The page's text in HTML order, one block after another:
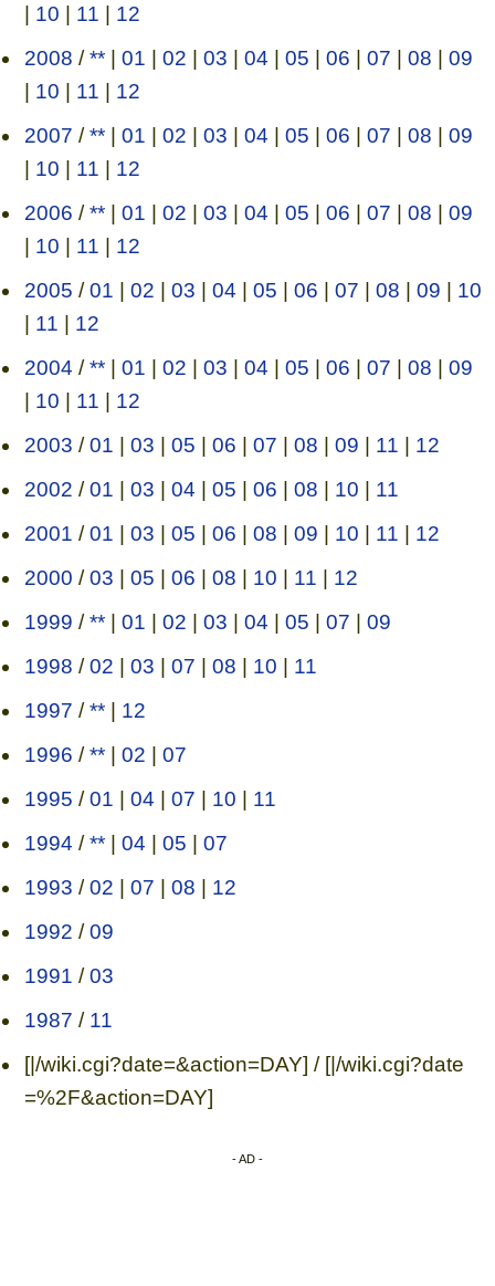
| 10 | 11 | 12
2008 /**| 01 | 02 | 03 | 04 | 05 | 06 | 07 | 08 | 09
| 10 | 11 | 12
2007 /**| 01 | 02 | 03 | 04 | 05 | 06 | 07 | 08 | 09
| 10 | 11 | 12
2006 /**| 01 | 02 | 03 | 04 | 05 | 06 | 07 | 08 | 09
| 10 | 11 | 12
2005 /01 | 02 | 03 | 04 | 05 | 06 | 07 | 08 | 09 | 10
| 11 | 12
2004 /**| 01 | 02 | 03 | 04 | 05 | 06 | 07 | 08 | 09
| 10 | 11 | 12
2003 /01 | 03 | 05 | 06 | 07 | 08 | 09 | 11 | 12
2002 /01 | 03 | 04 | 05 | 06 | 08 | 10 | 11
2001 /01 | 03 | 05 | 06 | 08 | 09 | 10 | 11 | 12
2000 /03 | 05 | 06 | 08 | 10 | 11 | 12
1999 /**| 01 | 02 | 03 | 04 | 05 | 07 | 09
1998 /02 | 03 | 07 | 08 | 10 | 11
1997 /**| 12
1996 /**| 02 | 07
1995 /01 | 04 | 07 | 10 | 11
1994 /**| 04 | 05 | 07
1993 /02 | 07 | 08 | 12
1992 /09
1991 /03
1987 / 11
[|/wiki.cgi?date=&action=DAY] / [|/wiki.cgi?date
=%2F&action=DAY]
- AD -